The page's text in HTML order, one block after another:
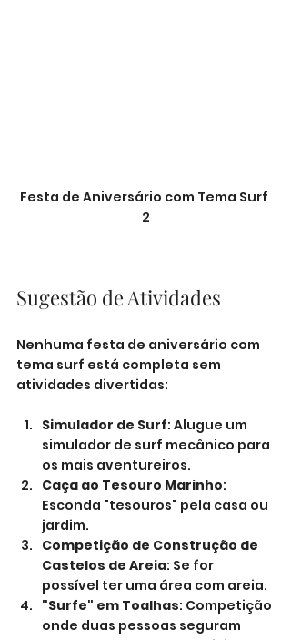
Festa de Aniversário com Tema Surf
2
Sugestão de Atividades
Nenhuma festa de aniversário com
tema surf está completa sem
atividades divertidas:
Simulador de Surf: Alugue um
simulador de surf mecânico para
os mais aventureiros.
Caça ao Tesouro Marinho:
Esconda "tesouros" pela casa ou
jardim.
Competição de Construção de
Castelos de Areia: Se for
possível ter uma área com areia.
"Surfe" em Toalhas: Competição
onde duas pessoas seguram